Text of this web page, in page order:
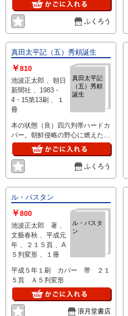
幸村の赤備えの一隊が雄姿を現し
た
ふくろう
真田太平記（五）秀頼誕生
真田太平記
（五）秀頼
誕生
￥810
池波正太郎 、朝日
新聞社 、1983・
4・15第13刷 、１
冊
本の状態（良）四六判帯ハードカ
バー。朝鮮侵略の野心に燃えた豊
臣秀吉は２０万の軍を渡海させた
が戦況は次第に困難を
ふくろう
ル・パスタン
ル・パスタ
ン
￥800
池波正太郎 著 、
文藝春秋 、平成元
年 、２１５頁 、A
５判変形 、１冊
平成５年１刷 カバー 帯 ２１
５頁 Ａ５判変形
浪月堂書店